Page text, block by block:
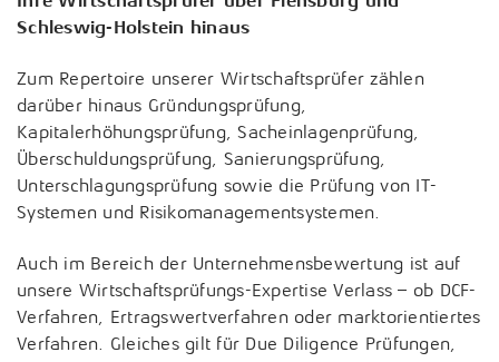
Schleswig-Holstein hinaus
Zum Repertoire unserer Wirtschaftsprüfer zählen
darüber hinaus Gründungsprüfung,
Kapitalerhöhungsprüfung, Sacheinlagenprüfung,
Überschuldungsprüfung, Sanierungsprüfung,
Unterschlagungsprüfung sowie die Prüfung von IT-
Systemen und Risikomanagementsystemen.
Auch im Bereich der Unternehmensbewertung ist auf
unsere Wirtschaftsprüfungs-Expertise Verlass – ob DCF-
Verfahren, Ertragswertverfahren oder marktorientiertes
Verfahren. Gleiches gilt für Due Diligence Prüfungen,